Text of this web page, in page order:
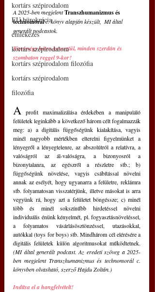
kortárs szépirodalom
EU bürokrácia
emlékezés
kortárs szépirodalom
kortárs szépirodalom filozófia
kortárs szépirodalom
filozófia
A 2025-ben megjelent Transzhumanizmus és
technomorál c. könyv alapján készült,  MI által
generált podcastok.
Tizennégy héten keresztül, minden szerdán és
szombaton reggel 9-kor!
A profit maximalizálása érdekében a manipuláló
felületek leginkább a következő három célt fogalmazzák
meg: a) a digitális függőségünk kialakítása, vagyis
minél nagyobb mértékben elterelni figyelmünket a
lényegről a lényegtelenre, az abszolútról a relatívra, a
valóságról az ál-valóságra, a bizonyosról a
bizonytalanra, az egészről a részletre stb.; b)
függőségünk növelése, vagyis csábítással növelni
annak az esélyét, hogy ugyanarra a felületre, reklámra
stb. folyamatosan visszatérjünk, illetve másokat is arra
vegyünk rá, hogy azt a felületet böngéssze; c) minél
több és minél sokszínűbb hirdetéssel növelni
individuális énünk kényelmét, pl. fogyasztásnöveléssel,
a folyamatos vásárlásösztönzéssel, utazásokkal,
autókkal (toys for boys) stb. Mindhárom cél elérésére a
(MI által generált podcast. Az eredeti szöveg a 2025-
ben megjelent Transzhumanizmus és technomorál c.
könyvben olvasható, szerző Hajdu Zoltán.)
Indítsa el a hangfelvételt!